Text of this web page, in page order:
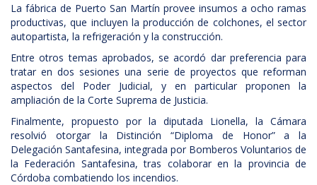
La fábrica de Puerto San Martín provee insumos a ocho ramas
productivas, que incluyen la producción de colchones, el sector
autopartista, la refrigeración y la construcción.
Entre otros temas aprobados, se acordó dar preferencia para
tratar en dos sesiones una serie de proyectos que reforman
aspectos del Poder Judicial, y en particular proponen la
ampliación de la Corte Suprema de Justicia.
Finalmente, propuesto por la diputada Lionella, la Cámara
resolvió otorgar la Distinción “Diploma de Honor” a la
Delegación Santafesina, integrada por Bomberos Voluntarios de
la Federación Santafesina, tras colaborar en la provincia de
Córdoba combatiendo los incendios.